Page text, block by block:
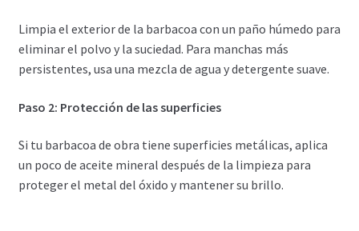
Limpia el exterior de la barbacoa con un paño húmedo para
eliminar el polvo y la suciedad. Para manchas más
persistentes, usa una mezcla de agua y detergente suave.
Paso 2: Protección de las superficies
Si tu barbacoa de obra tiene superficies metálicas, aplica
un poco de aceite mineral después de la limpieza para
proteger el metal del óxido y mantener su brillo.